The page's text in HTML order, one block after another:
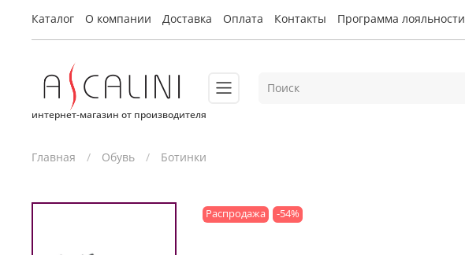
Каталог О компании Доставка Оплата Контакты Программа лояльности
интернет-магазин от производителя
Главная Обувь Ботинки
Распродажа -54%